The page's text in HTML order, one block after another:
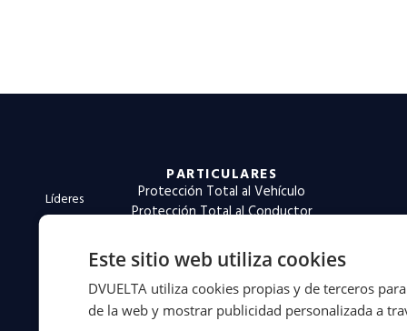
Líderes
en
movilidad
PARTICULARES
Protección Total al Vehículo
Protección Total al Conductor
Protección Total al Motorista
Protección Total Zero Emisiones
Reclamación Accidentes de Tráfico
Este sitio web utiliza cookies
DVUELTA utiliza cookies propias y de terceros
de la web y mostrar publicidad personalizada a